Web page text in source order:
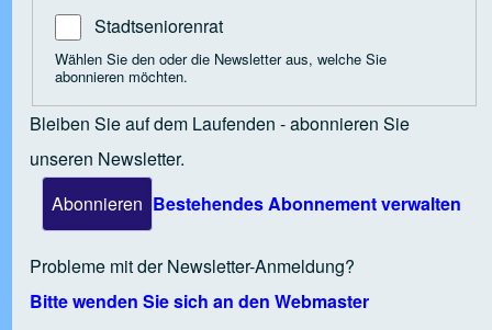
Open tab vvja-pane-41818897-8-pane
Open tab vvja-pane-41818897-9-pane
Open tab vvja-pane-41818897-10-pane
Open tab vvja-pane-41818897-11-pane
Open tab vvja-pane-41818897-12-pane
Stadtseniorenrat
Wählen Sie den oder die Newsletter aus, welche Sie
abonnieren möchten.
Bleiben Sie auf dem Laufenden - abonnieren Sie
unseren Newsletter.
Bestehendes Abonnement verwalten
Probleme mit der Newsletter-Anmeldung?
Bitte wenden Sie sich an den Webmaster